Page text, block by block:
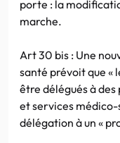
porte : la
marche.
Art 30 bis : Une
santé prévoit que «
être délégués à
et services médico-
délégation à un «